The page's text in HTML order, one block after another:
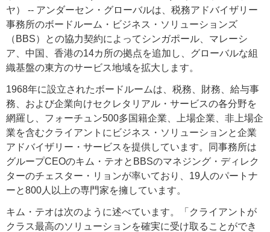
ヤ） -- アンダーセン・グローバルは、税務アドバイザリー
事務所のボードルーム・ビジネス・ソリューションズ
（BBS）との協力契約によってシンガポール、マレーシ
ア、中国、香港の14カ所の拠点を追加し、グローバルな組
織基盤の東方のサービス地域を拡大します。
1968年に設立されたボードルームは、税務、財務、給与事
務、および企業向けセクレタリアル・サービスの各分野を
網羅し、フォーチュン500多国籍企業、上場企業、非上場企
業を含むクライアントにビジネス・ソリューションと企業
アドバイザリー・サービスを提供しています。同事務所は
グループCEOのキム・テオとBBSのマネジング・ディレク
ターのチェスター・リョンが率いており、19人のパートナ
ーと800人以上の専門家を擁しています。
キム・テオは次のように述べています。「クライアントが
クラス最高のソリューションを確実に受け取ることができ